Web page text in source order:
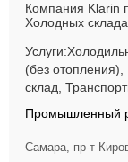
Компания Klarin
Холодных
(без
склад,
Промышленный
Самара, пр-т